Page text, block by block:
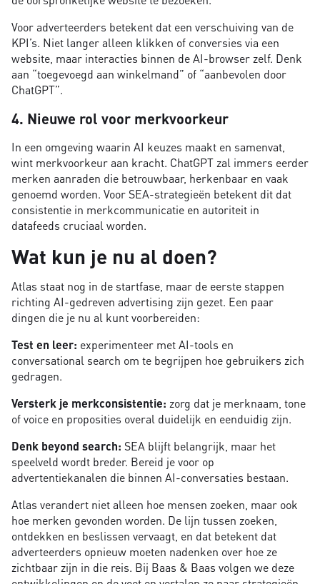
Voor adverteerders betekent dat een verschuiving van de
KPI’s. Niet langer alleen klikken of conversies via een
website, maar interacties binnen de AI-browser zelf. Denk
aan “toegevoegd aan winkelmand” of “aanbevolen door
ChatGPT”.
4. Nieuwe rol voor merkvoorkeur
In een omgeving waarin AI keuzes maakt en samenvat,
wint merkvoorkeur aan kracht. ChatGPT zal immers eerder
merken aanraden die betrouwbaar, herkenbaar en vaak
genoemd worden. Voor SEA-strategieën betekent dit dat
consistentie in merkcommunicatie en autoriteit in
datafeeds cruciaal worden.
Wat kun je nu al doen?
Atlas staat nog in de startfase, maar de eerste stappen
richting AI-gedreven advertising zijn gezet. Een paar
dingen die je nu al kunt voorbereiden:
Test en leer: experimenteer met AI-tools en
conversational search om te begrijpen hoe gebruikers zich
gedragen.
Versterk je merkconsistentie: zorg dat je merknaam, tone
of voice en proposities overal duidelijk en eenduidig zijn.
Denk beyond search: SEA blijft belangrijk, maar het
speelveld wordt breder. Bereid je voor op
advertentiekanalen die binnen AI-conversaties bestaan.
Atlas verandert niet alleen hoe mensen zoeken, maar ook
hoe merken gevonden worden. De lijn tussen zoeken,
ontdekken en beslissen vervaagt, en dat betekent dat
adverteerders opnieuw moeten nadenken over hoe ze
zichtbaar zijn in die reis. Bij Baas & Baas volgen we deze